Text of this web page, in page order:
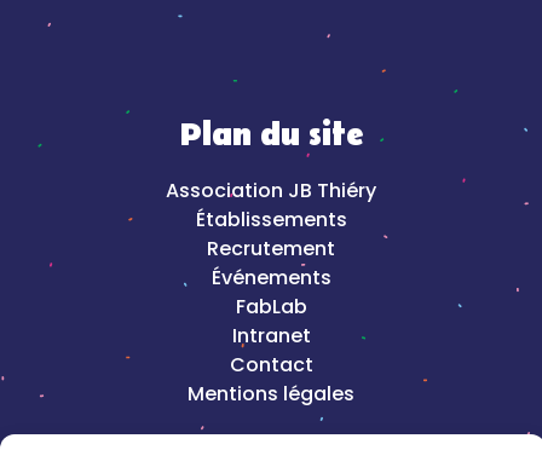
Plan du site
Association JB Thiéry
Établissements
Recrutement
Événements
FabLab
Intranet
Contact
Mentions légales